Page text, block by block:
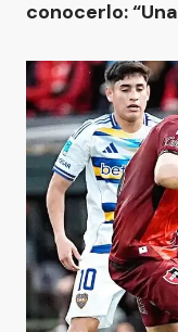
conocerlo: